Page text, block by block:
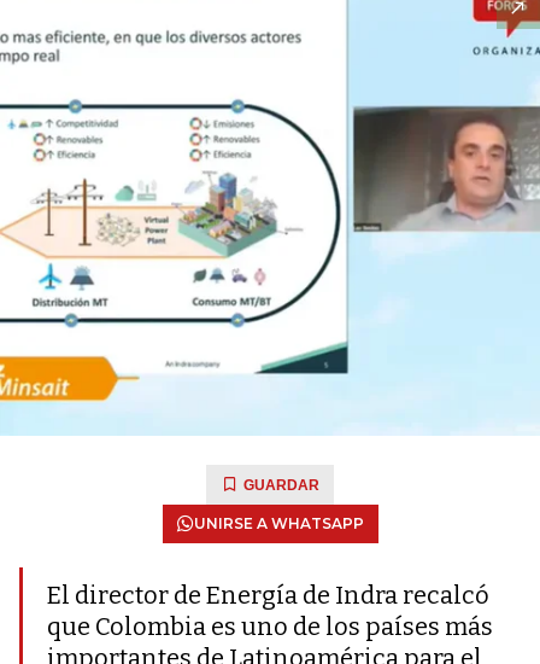
GUARDAR
UNIRSE A WHATSAPP
El director de Energía de Indra recalcó
que Colombia es uno de los países más
importantes de Latinoamérica para el